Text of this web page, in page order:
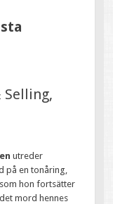
Selling,
utreder
på en tonåring,
hon fortsätter
mord hennes